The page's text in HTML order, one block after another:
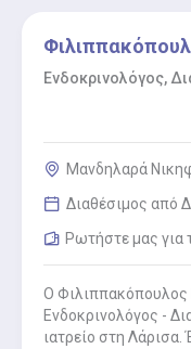
Ενδοκρινολόγος,
Μανδηλαρά
Διαθέσιμος από
Ρωτήστε μας για
Ο Φιλιππακόπουλος
Ενδοκρινολόγος -
ιατρείο στη Λάρισα.